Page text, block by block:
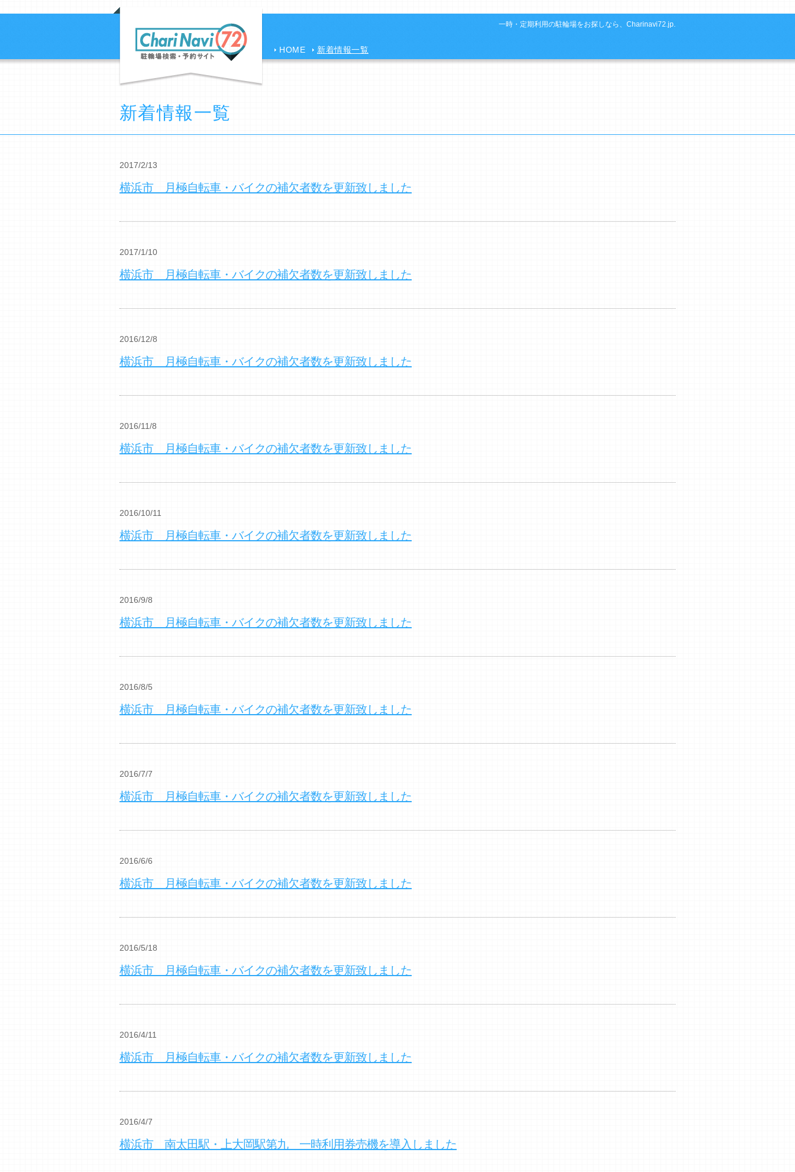
一時・定期利用の駐輪場をお探しなら、Charinavi72.jp.
HOME 新着情報一覧
新着情報一覧
2017/2/13
横浜市 月極自転車・バイクの補欠者数を更新致しました
2017/1/10
横浜市 月極自転車・バイクの補欠者数を更新致しました
2016/12/8
横浜市 月極自転車・バイクの補欠者数を更新致しました
2016/11/8
横浜市 月極自転車・バイクの補欠者数を更新致しました
2016/10/11
横浜市 月極自転車・バイクの補欠者数を更新致しました
2016/9/8
横浜市 月極自転車・バイクの補欠者数を更新致しました
2016/8/5
横浜市 月極自転車・バイクの補欠者数を更新致しました
2016/7/7
横浜市 月極自転車・バイクの補欠者数を更新致しました
2016/6/6
横浜市 月極自転車・バイクの補欠者数を更新致しました
2016/5/18
横浜市 月極自転車・バイクの補欠者数を更新致しました
2016/4/11
横浜市 月極自転車・バイクの補欠者数を更新致しました
2016/4/7
横浜市 南太田駅・上大岡駅第九 一時利用券売機を導入しました